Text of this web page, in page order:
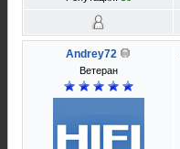
Andrey72
Ветеран